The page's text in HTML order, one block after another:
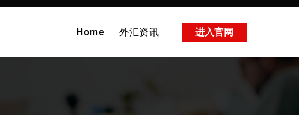
Home 外汇资讯 进入官网